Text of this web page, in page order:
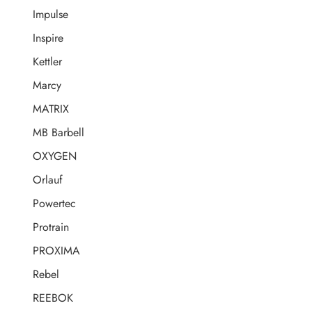
Impulse
Inspire
Kettler
Marcy
MATRIX
MB Barbell
OXYGEN
Orlauf
Powertec
Protrain
PROXIMA
Rebel
REEBOK